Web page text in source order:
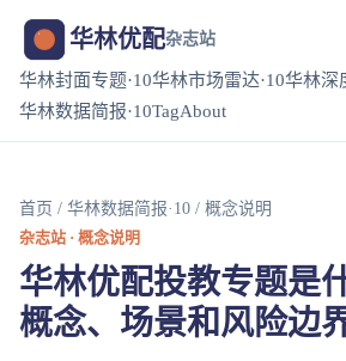
华林优配杂志站
华林封面专题·10华林市场雷达·10华林深
华林数据简报·10TagAbout
首页 / 华林数据简报·10 / 概念说明
杂志站 · 概念说明
华林优配投教专题是
概念、场景和风险边